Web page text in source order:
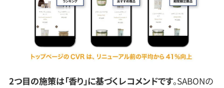
2つ目の施策は「香り」に基づくレコメンドです。SABONの